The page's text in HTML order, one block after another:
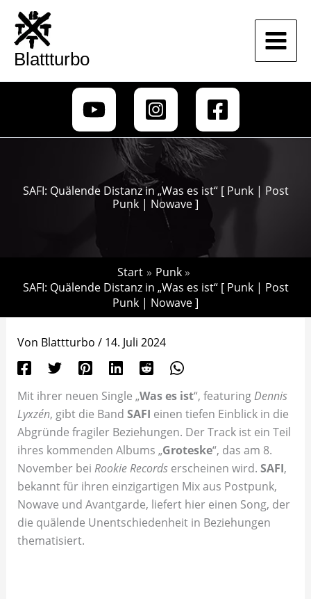
Zum
Inhalt
springen
Blattturbo
SAFI: Quälende Distanz in „Was es ist“ [ Punk | Post
Punk | Nowave ]
Start
Punk
SAFI: Quälende Distanz in „Was es ist“ [ Punk | Post
Punk | Nowave ]
Von Blattturbo / 14. Juli 2024
Mit ihrer neuen Single „Was es ist“, featuringDennis
Lyxzén, gibt die Band SAFI einen tiefen Einblick in die
Abgründe fragiler Beziehungen. Der Track ist ein Teil
ihres kommenden Albums „Groteske“, das am 8.
November bei Rookie Recordserscheinen wird. SAFI,
bekannt für ihren einzigartigen Mix aus Postpunk,
Nowave und Avantgarde, liefert hier einen Song, der
die quälende Unentschiedenheit in Beziehungen
thematisiert.